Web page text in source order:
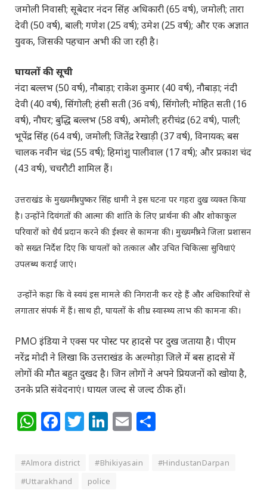
जमोली निवासी; सूबेदार नंदन सिंह अधिकारी (65 वर्ष), जमोली; तारा
देवी (50 वर्ष), बाली; गणेश (25 वर्ष); उमेश (25 वर्ष); और एक अज्ञात
युवक, जिसकी पहचान अभी की जा रही है।
घायलों की सूची
नंदा बल्लभ (50 वर्ष), नौबाड़ा; राकेश कुमार (40 वर्ष), नौबाड़ा; नंदी
देवी (40 वर्ष), सिंगोली; हंसी सती (36 वर्ष), सिंगोली; मोहित सती (16
वर्ष), नौघर; बुद्धि बल्लभ (58 वर्ष), अमोली; हरीचंद्र (62 वर्ष), पाली;
भूपेंद्र सिंह (64 वर्ष), जमोली; जितेंद्र रेखाड़ी (37 वर्ष), विनायक; बस
चालक नवीन चंद्र (55 वर्ष); हिमांशु पालीवाल (17 वर्ष); और प्रकाश चंद
(43 वर्ष), चचरौटी शामिल हैं।
उत्तराखंड के मुख्यमंत्री पुष्कर सिंह धामी ने इस घटना पर गहरा दुख व्यक्त किया
है। उन्होंने दिवंगतों की आत्मा की शांति के लिए प्रार्थना की और शोकाकुल
परिवारों को धैर्य प्रदान करने की ईश्वर से कामना की। मुख्यमंत्री ने जिला प्रशासन
को सख्त निर्देश दिए कि घायलों को तत्काल और उचित चिकित्सा सुविधाएं
उपलब्ध कराई जाएं।
उन्होंने कहा कि वे स्वयं इस मामले की निगरानी कर रहे हैं और अधिकारियों से
लगातार संपर्क में हैं। साथ ही, घायलों के शीघ्र स्वास्थ्य लाभ की कामना की।
PMO इंडिया ने एक्स पर पोस्ट पर हादसे पर दुख जताया है। पीएम
नरेंद्र मोदी ने लिखा कि उत्तराखंड के अल्मोड़ा जिले में बस हादसे में
लोगों की मौत बहुत दुखद है। जिन लोगों ने अपने प्रियजनों को खोया है,
उनके प्रति संवेदनाएं। घायल जल्द से जल्द ठीक हों।
WhatsApp
Facebook
Twitter
LinkedIn
Email
#Almora district #Bhikiyasain
#HindustanDarpan
#Uttarakhand
police